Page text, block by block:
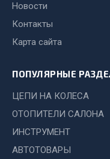
Весь раздел
Запчасти HOWO
Тормозная система
Двигатель
Система охлаждения
Новости
Контакты
Карта сайта
ПОПУЛЯРНЫЕ
ЦЕПИ НА КОЛЕСА
ОТОПИТЕЛИ САЛОНА
ИНСТРУМЕНТ
АВТОТОВАРЫ